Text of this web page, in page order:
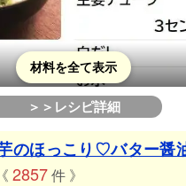
件 ピリッ辛っ♪しらたきとベーコ
件 【話題入り】鶏もも肉と舞茸の
件 舞茸ときゅうりであと一品★
件 絶品！きのこが旨すぎる炊き込
件 美味しいよ♪豆腐のバタポンス
件 舞茸とベーコンの和風クリーム
件 長芋ベーコンと舞茸のバター醤
材料を全て表示
＞＞レシピ詳細
のほっこり♡バター醤
2857件 》